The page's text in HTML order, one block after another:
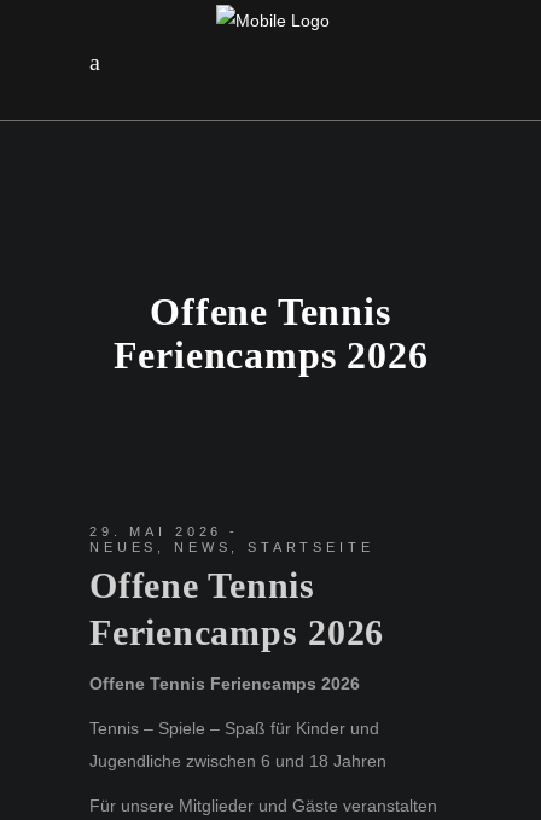
Offene Tennis
Feriencamps 2026
29. MAI 2026
NEUES
NEWS ,STARTSEITE
Offene Tennis
Feriencamps 2026
Offene Tennis Feriencamps 2026
Tennis – Spiele – Spaß für Kinder und
Jugendliche zwischen 6 und 18 Jahren
Für unsere Mitglieder und Gäste veranstalten